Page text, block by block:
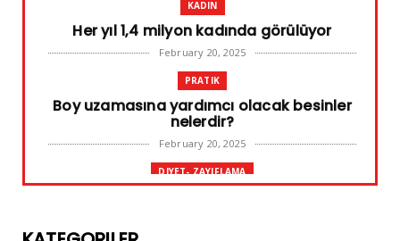
KADIN
Her yıl 1,4 milyon kadında görülüyor
February 20, 2025
PRATIK
Boy uzamasına yardımcı olacak besinler
nelerdir?
February 20, 2025
DIYET- ZAYIFLAMA